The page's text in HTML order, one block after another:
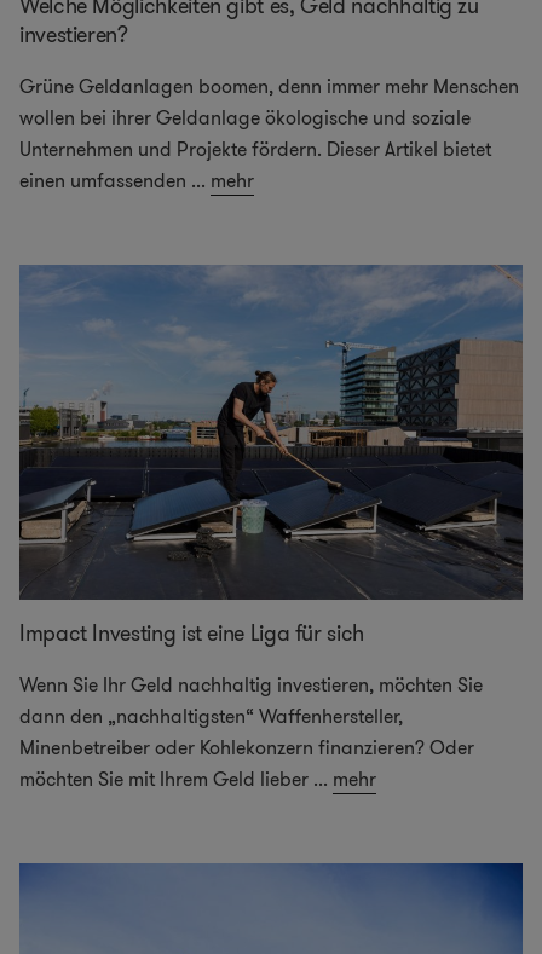
investieren?
Grüne Geldanlagen boomen, denn immer mehr Menschen
wollen bei ihrer Geldanlage ökologische und soziale
Unternehmen und Projekte fördern. Dieser Artikel bietet
einen umfassenden ... mehr
Impact Investing ist eine Liga für sich
Wenn Sie Ihr Geld nachhaltig investieren, möchten Sie
dann den „nachhaltigsten“ Waffenhersteller,
Minenbetreiber oder Kohlekonzern finanzieren? Oder
möchten Sie mit Ihrem Geld lieber ... mehr